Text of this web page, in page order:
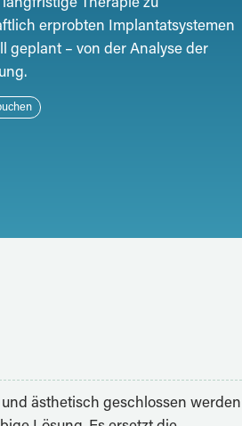
erprobten Implantatsystemen
geplant – von der Analyse der
ästhetisch geschlossen werden